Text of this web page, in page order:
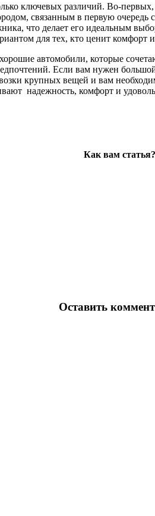
ключевых различий. Во-
связанным в первую
что делает его идеальным
для тех, кто ценит комфорт
автомобили, которые
Если вам нужен
крупных вещей и вам
надежность, комфорт и
Как вам статья?
Оставить